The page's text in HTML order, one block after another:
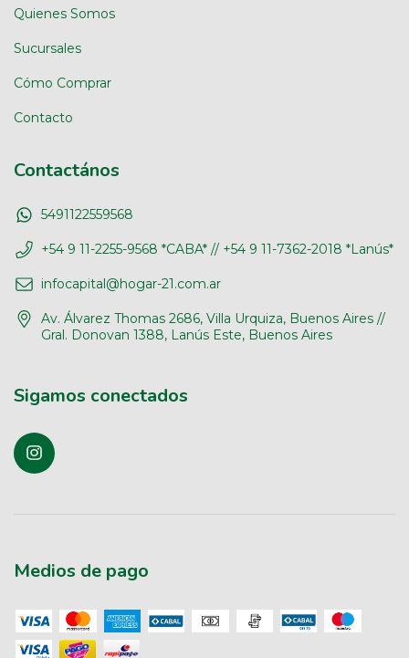
Quienes Somos
Sucursales
Cómo Comprar
Contacto
Contactános
5491122559568
+54 9 11-2255-9568 *CABA* // +54 9 11-7362-2018 *Lanús*
infocapital@hogar-21.com.ar
Av. Álvarez Thomas 2686, Villa Urquiza, Buenos Aires //
Gral. Donovan 1388, Lanús Este, Buenos Aires
Sigamos conectados
Medios de pago